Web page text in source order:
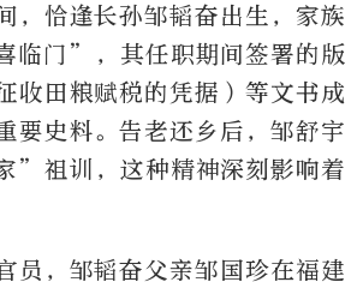
，恰逢长孙邹韬奋出生，家族
临门”，其任职期间签署的版
收田粮赋税的凭据）等文书成
要史料。告老还乡后，邹舒宇
”祖训，这种精神深刻影响着
员，邹韬奋父亲邹国珍在福建